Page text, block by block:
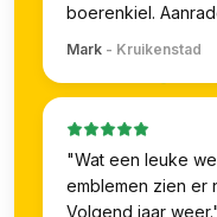
boerenkiel.
Mark - Kruikenstad
"Wat een leuke
emblemen zien er
Volgend jaar weer."